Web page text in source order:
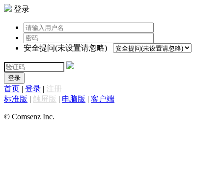
登录
安全提问(未设置请忽略)
登录
首页 | 登录 | 注册
标准版 | 触屏版 | 电脑版 | 客户端
© Comsenz Inc.